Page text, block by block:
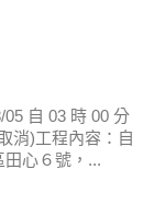
自 03 時 00 分
消)工程內容：自
心６號，...